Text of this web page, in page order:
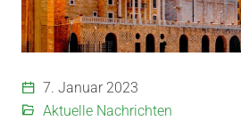
7. Januar 2023
Aktuelle Nachrichten